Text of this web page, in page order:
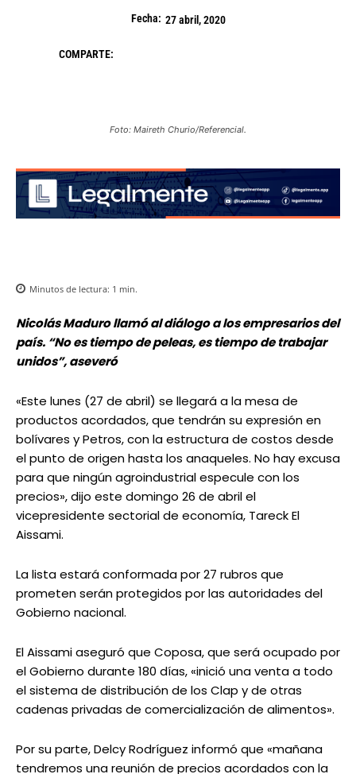
Fecha: 27 abril, 2020
COMPARTE:
Foto: Maireth Churio/Referencial.
Minutos de lectura: 1 min.
Nicolás Maduro llamó al diálogo a los empresarios del
país. “No es tiempo de peleas, es tiempo de trabajar
unidos”, aseveró
«Este lunes (27 de abril) se llegará a la mesa de
productos acordados, que tendrán su expresión en
bolívares y Petros, con la estructura de costos desde
el punto de origen hasta los anaqueles. No hay excusa
para que ningún agroindustrial especule con los
precios», dijo este domingo 26 de abril el
vicepresidente sectorial de economía, Tareck El
Aissami.
La lista estará conformada por 27 rubros que
prometen serán protegidos por las autoridades del
Gobierno nacional.
El Aissami aseguró que Coposa, que será ocupado por
el Gobierno durante 180 días, «inició una venta a todo
el sistema de distribución de los Clap y de otras
cadenas privadas de comercialización de alimentos».
Por su parte, Delcy Rodríguez informó que «mañana
tendremos una reunión de precios acordados con la